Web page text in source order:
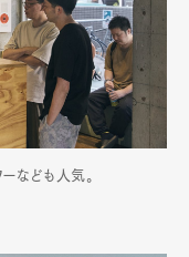
なども人気。